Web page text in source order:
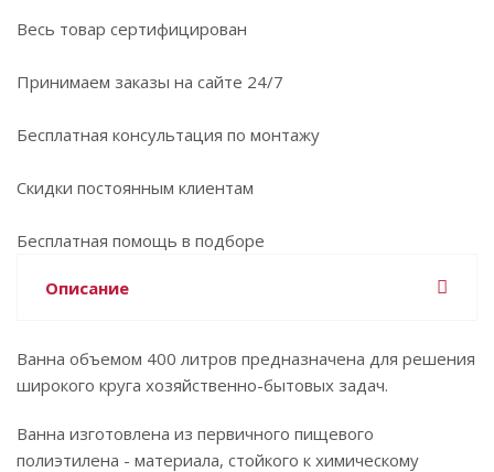
Весь товар сертифицирован
Принимаем заказы на сайте 24/7
Бесплатная консультация по монтажу
Скидки постоянным клиентам
Бесплатная помощь в подборе
Описание
Ванна объемом 400 литров предназначена для решения
широкого круга хозяйственно-бытовых задач.
Ванна изготовлена из первичного пищевого
полиэтилена - материала, стойкого к химическому